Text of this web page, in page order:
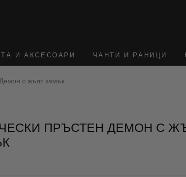
И АКСЕСОАРИ ЧАНТИ И РАНИЦИ
с жълт камък
ПРЪСТЕН ДЕМОН С